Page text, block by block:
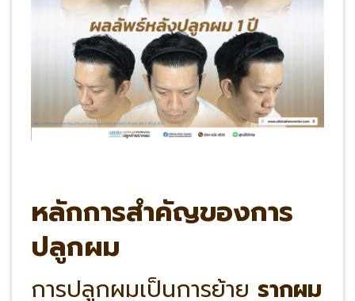
หลักการสำคัญของการ
ปลูกผม
การปลูกผมเป็นการย้าย รากผม